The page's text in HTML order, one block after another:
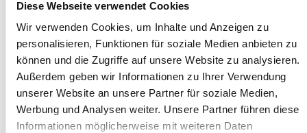
Diese Webseite verwendet Cookies
Wir verwenden Cookies, um Inhalte und Anzeigen zu
personalisieren, Funktionen für soziale Medien anbieten zu
können und die Zugriffe auf unsere Website zu analysieren.
Außerdem geben wir Informationen zu Ihrer Verwendung
unserer Website an unsere Partner für soziale Medien,
Werbung und Analysen weiter. Unsere Partner führen diese
Informationen möglicherweise mit weiteren Daten
(0093) 3313152963
info@rifugioscarpa.com
http://www.rifugioscarpa.com